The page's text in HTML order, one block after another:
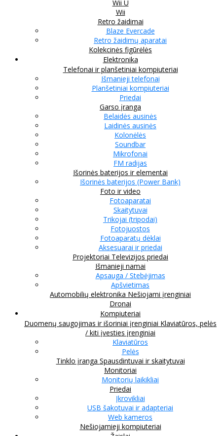
Wii U
Wii
Retro žaidimai
Blaze Evercade
Retro žaidimų aparatai
Kolekcinės figūrėlės
Elektronika
Telefonai ir planšetiniai kompiuteriai
Išmanieji telefonai
Planšetiniai kompiuteriai
Priedai
Garso įranga
Belaidės ausinės
Laidinės ausinės
Kolonėlės
Soundbar
Mikrofonai
FM radijas
Išorinės baterijos ir elementai
Išorinės baterijos (Power Bank)
Foto ir video
Fotoaparatai
Skaitytuvai
Trikojai (tripodai)
Fotojuostos
Fotoaparatų dėklai
Aksesuarai ir priedai
Projektoriai Televizijos priedai
Išmanieji namai
Apsauga / Stebėjimas
Apšvietimas
Automobilių elektronika Nešiojami įrenginiai
Dronai
Kompiuteriai
Duomenų saugojimas ir išoriniai įrenginiai Klaviatūros, pelės
/ kiti įvesties įrenginiai
Klaviatūros
Pelės
Tinklo įranga Spausdintuvai ir skaitytuvai
Monitoriai
Monitorių laikikliai
Priedai
Įkrovikliai
USB šakotuvai ir adapteriai
Web kameros
Nešiojamieji kompiuteriai